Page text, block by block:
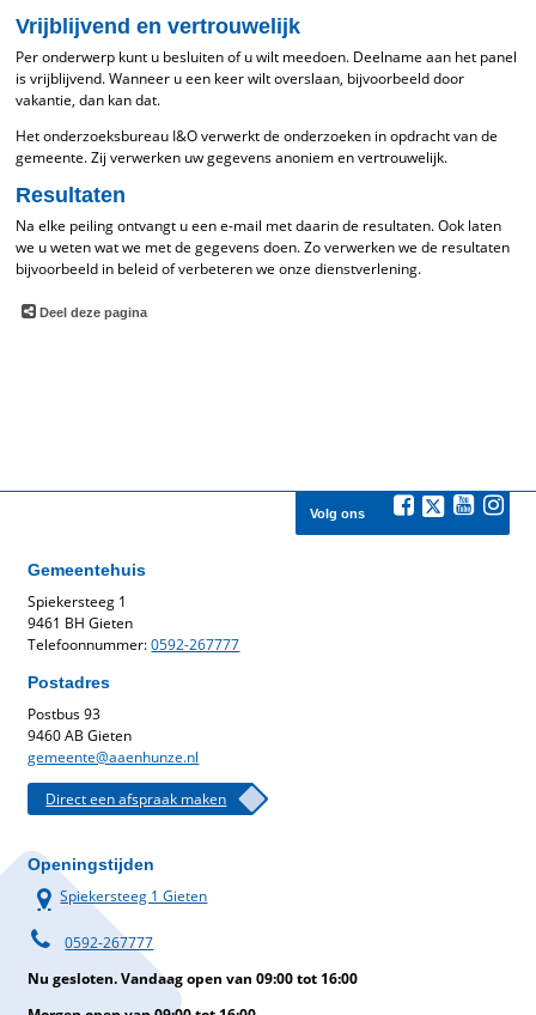
Vrijblijvend en vertrouwelijk
Per onderwerp kunt u besluiten of u wilt meedoen. Deelname aan het panel
is vrijblijvend. Wanneer u een keer wilt overslaan, bijvoorbeeld door
vakantie, dan kan dat.
Het onderzoeksbureau I&O verwerkt de onderzoeken in opdracht van de
gemeente. Zij verwerken uw gegevens anoniem en vertrouwelijk.
Resultaten
Na elke peiling ontvangt u een e-mail met daarin de resultaten. Ook laten
we u weten wat we met de gegevens doen. Zo verwerken we de resultaten
bijvoorbeeld in beleid of verbeteren we onze dienstverlening.
Deel deze pagina
Volg ons
Gemeentehuis
Spiekersteeg 1
9461 BH Gieten
Telefoonnummer:0592-267777
Postadres
Postbus 93
9460 AB Gieten
gemeente@aaenhunze.nl
Direct een afspraak maken
Openingstijden
Spiekersteeg 1 Gieten
0592-267777
Nu gesloten. Vandaag open van 09:00 tot 16:00